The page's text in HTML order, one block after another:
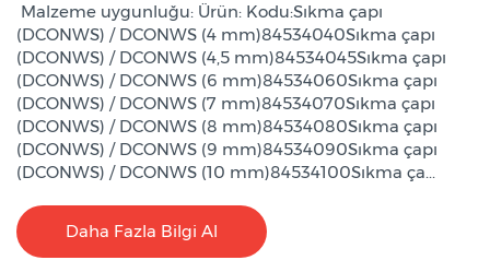
Malzeme uygunluğu: Ürün: Kodu:Sıkma çapı
(DCONWS) / DCONWS (4 mm)84534040Sıkma çapı
(DCONWS) / DCONWS (4,5 mm)84534045Sıkma çapı
(DCONWS) / DCONWS (6 mm)84534060Sıkma çapı
(DCONWS) / DCONWS (7 mm)84534070Sıkma çapı
(DCONWS) / DCONWS (8 mm)84534080Sıkma çapı
(DCONWS) / DCONWS (9 mm)84534090Sıkma çapı
(DCONWS) / DCONWS (10 mm)84534100Sıkma ça...
Daha Fazla Bilgi Al